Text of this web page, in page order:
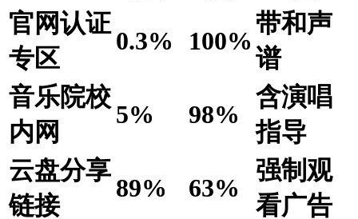
官网认证
专区
0.3% 100%
带和声
谱
音乐院校
内网
5% 98%
含演唱
指导
云盘分享
链接
89% 63%
强制观
看广告